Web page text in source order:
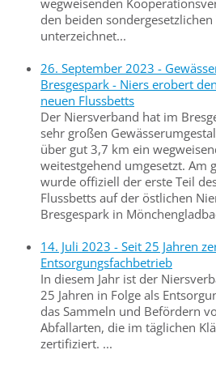
wegweisenden
den beiden
unterzeichnet...
26. September 2023 -
Bresgespark - Niers erobert
neuen Flussbetts
Der Niersverband hat im
sehr großen
über gut 3,7 km ein
weitestgehend umgesetzt. Am
wurde offiziell der erste Teil
Flussbetts auf der östlichen
Bresgespark in
14. Juli 2023 - Seit 25 Jahren
Entsorgungsfachbetrieb
In diesem Jahr ist der
25 Jahren in Folge als
das Sammeln und Befördern
Abfallarten, die im täglichen
zertifiziert. ...